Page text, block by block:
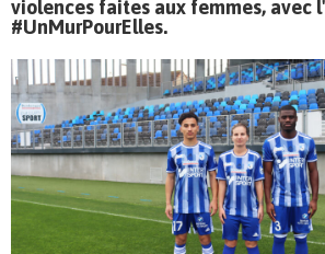
violences faites aux femmes, avec
#UnMurPourElles.